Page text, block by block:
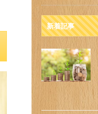
新着記事